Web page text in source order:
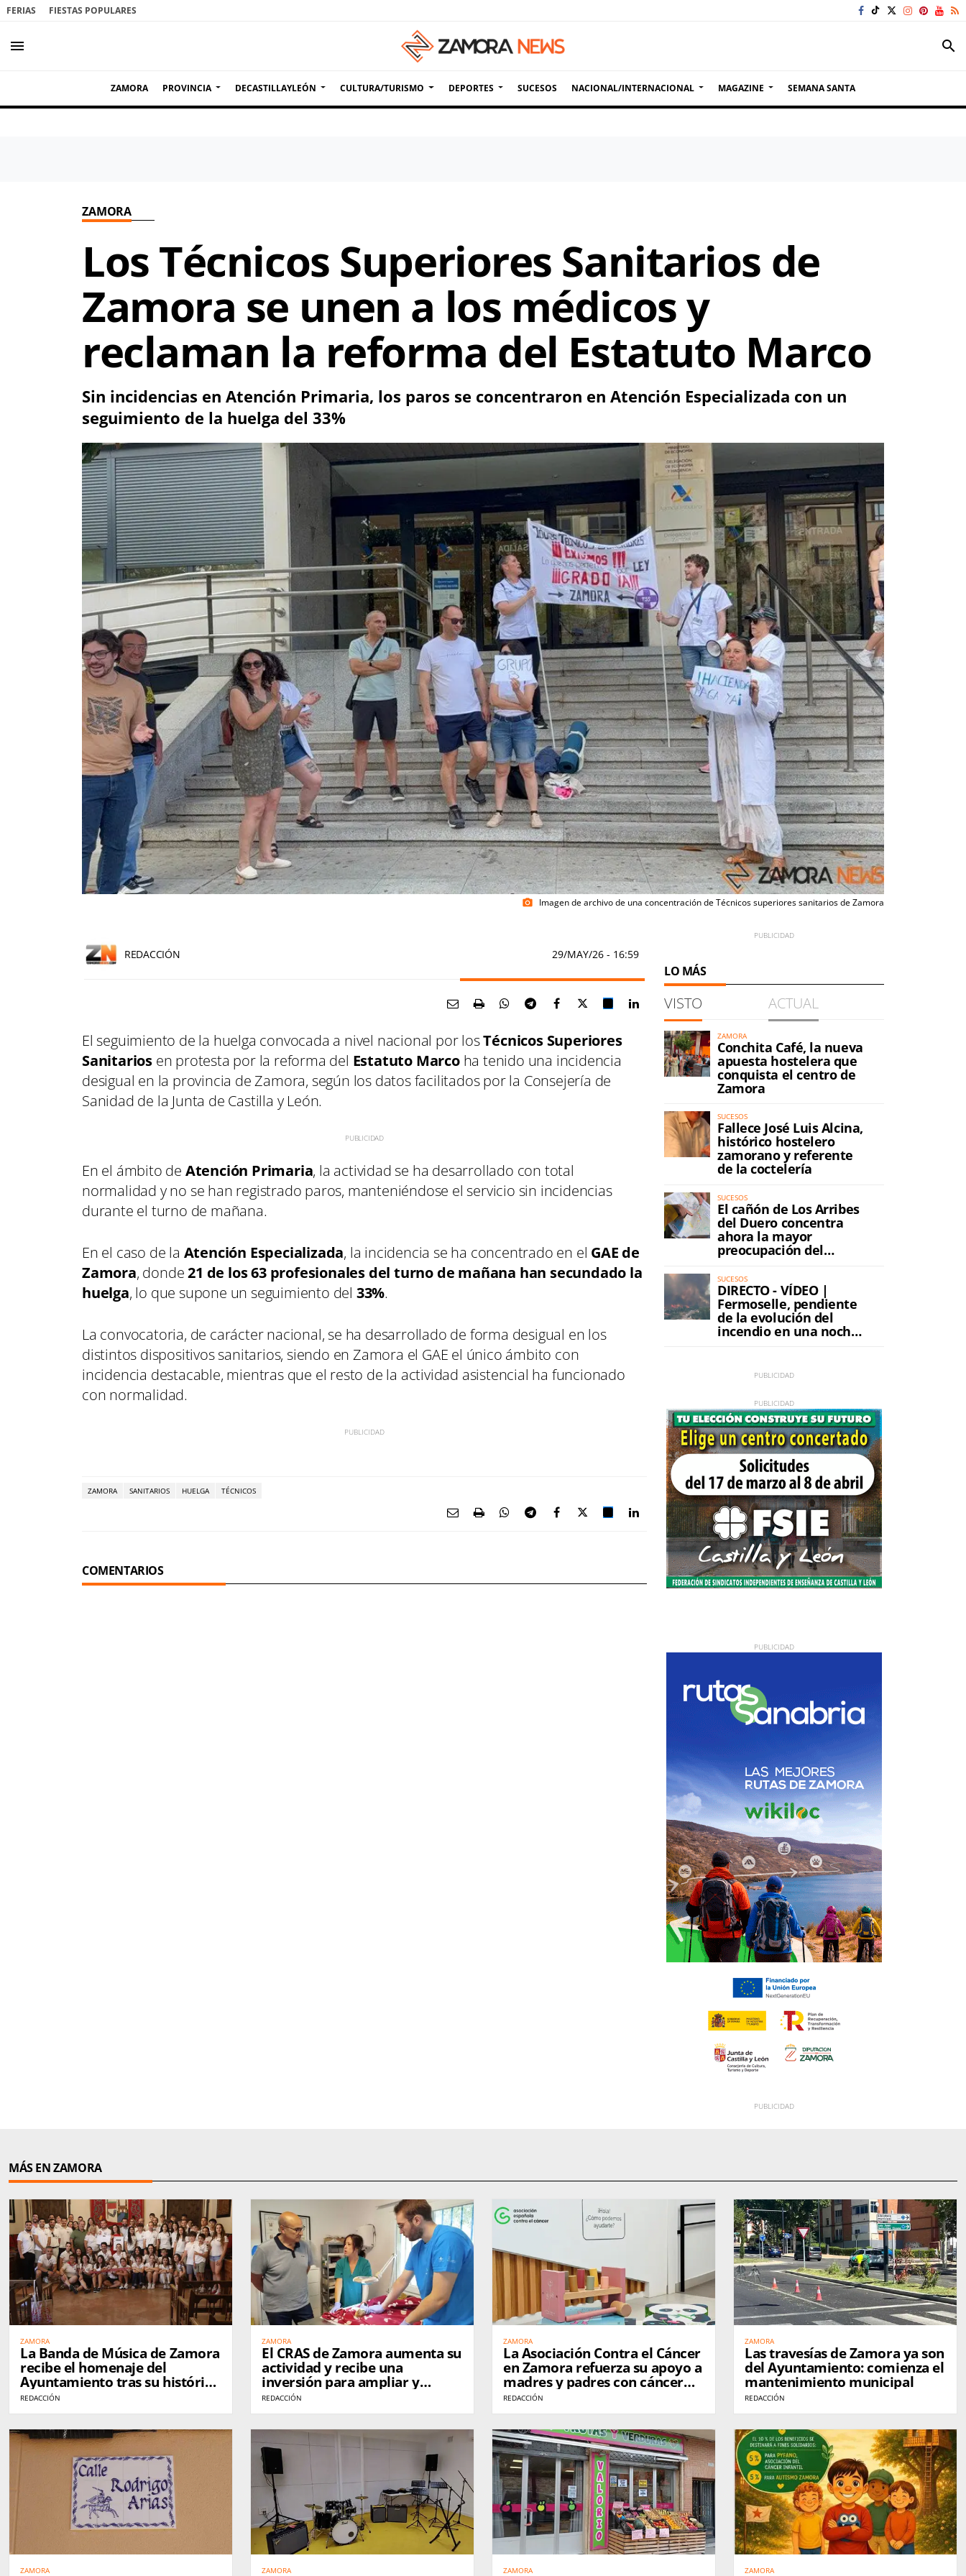
FERIAS FIESTAS POPULARES
menu search
ZAMORA PROVINCIA DECASTILLAYLEÓN CULTURA/TURISMO DEPORTES SUCESOS NACIONAL/INTERNACIONAL MAGAZINE SEMANA SANTA
ZAMORA
Los Técnicos Superiores Sanitarios de
Zamora se unen a los médicos y
reclaman la reforma del Estatuto Marco
Sin incidencias en Atención Primaria, los paros se concentraron en Atención Especializada con un
seguimiento de la huelga del 33%
photo_camera Imagen de archivo de una concentración de Técnicos superiores sanitarios de Zamora
REDACCIÓN 29/MAY/26 - 16:59
El seguimiento de la huelga convocada a nivel nacional por losTécnicos Superiores
Sanitarios en protesta por la reforma del Estatuto Marcoha tenido una incidencia
desigual en la provincia de Zamora, según los datos facilitados por la Consejería de
Sanidad de la Junta de Castilla y León.
En el ámbito de Atención Primaria, la actividad se ha desarrollado con total
normalidad y no se han registrado paros, manteniéndose el servicio sin incidencias
durante el turno de mañana.
En el caso de la Atención Especializada, la incidencia se ha concentrado en el GAE de
Zamora, donde21 de los 63 profesionales del turno de mañana han secundado la
huelga, lo que supone un seguimiento del 33%.
La convocatoria, de carácter nacional, se ha desarrollado de forma desigual en los
distintos dispositivos sanitarios, siendo en Zamora el GAE el único ámbito con
incidencia destacable, mientras que el resto de la actividad asistencial ha funcionado
con normalidad.
ZAMORA SANITARIOS HUELGA TÉCNICOS
COMENTARIOS
LO MÁS
VISTO ACTUAL
ZAMORA
Conchita Café, la nueva
apuesta hostelera que
conquista el centro de
Zamora
SUCESOS
Fallece José Luis Alcina,
histórico hostelero
zamorano y referente
de la coctelería
SUCESOS
El cañón de Los Arribes
del Duero concentra
ahora la mayor
preocupación del
incendio
SUCESOS
DIRECTO - VÍDEO |
Fermoselle, pendiente
de la evolución del
incendio en una noche
MÁS EN ZAMORA
ZAMORA
La Banda de Música de Zamora
recibe el homenaje del
Ayuntamiento tras su histórico
éxito en el World Music
Contest de Kerkrade
REDACCIÓN
ZAMORA
El CRAS de Zamora aumenta su
actividad y recibe una
inversión para ampliar y
modernizar sus instalaciones
REDACCIÓN
ZAMORA
La Asociación Contra el Cáncer
en Zamora refuerza su apoyo a
madres y padres con cáncer
para facilitar la conciliación
familiar
REDACCIÓN
ZAMORA
Las travesías de Zamora ya son
del Ayuntamiento: comienza el
mantenimiento municipal
REDACCIÓN
ZAMORA ZAMORA ZAMORA ZAMORA